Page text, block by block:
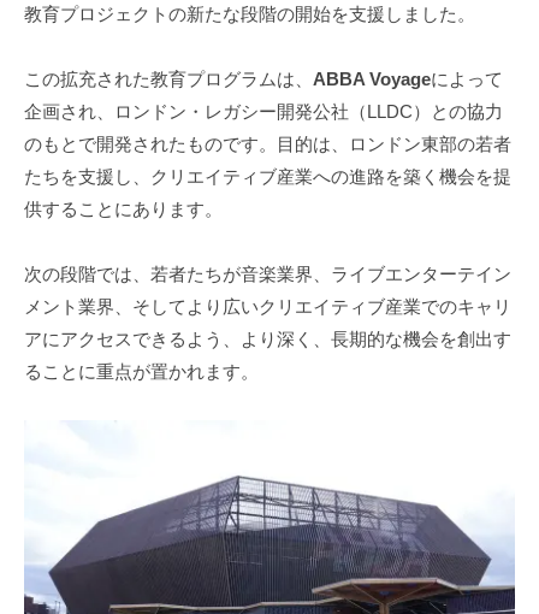
教育プロジェクトの新たな段階の開始を支援しました。
この拡充された教育プログラムは、 ABBA Voyageによって
企画され、ロンドン・レガシー開発公社（LLDC）との協力
のもとで開発されたものです。目的は、ロンドン東部の若者
たちを支援し、クリエイティブ産業への進路を築く機会を提
供することにあります。
次の段階では、若者たちが音楽業界、ライブエンターテイン
メント業界、そしてより広いクリエイティブ産業でのキャリ
アにアクセスできるよう、より深く、長期的な機会を創出す
ることに重点が置かれます。